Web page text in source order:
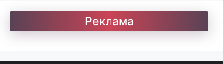
Реклама